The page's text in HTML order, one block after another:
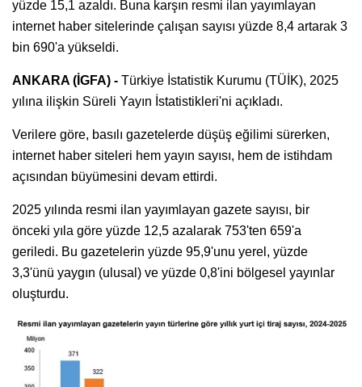
yüzde 15,1 azaldı. Buna karşın resmi ilan yayımlayan
internet haber sitelerinde çalışan sayısı yüzde 8,4 artarak 3
bin 690'a yükseldi.
ANKARA (İGFA) - Türkiye İstatistik Kurumu (TÜİK), 2025
yılına ilişkin Süreli Yayın İstatistikleri'ni açıkladı.
Verilere göre, basılı gazetelerde düşüş eğilimi sürerken,
internet haber siteleri hem yayın sayısı, hem de istihdam
açısından büyümesini devam ettirdi.
2025 yılında resmi ilan yayımlayan gazete sayısı, bir
önceki yıla göre yüzde 12,5 azalarak 753'ten 659'a
geriledi. Bu gazetelerin yüzde 95,9'unu yerel, yüzde
3,3'ünü yaygın (ulusal) ve yüzde 0,8'ini bölgesel yayınlar
oluşturdu.